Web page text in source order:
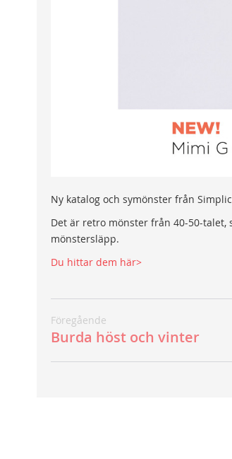
Ny katalog och symönster från
Det är retro mönster från 40-50-
mönstersläpp.
Du hittar dem här>
Föregående
Burda höst och vinter